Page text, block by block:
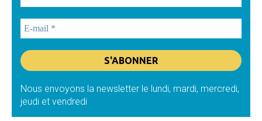
Nous envoyons la newsletter le lundi, mardi, mercredi,
jeudi et vendredi